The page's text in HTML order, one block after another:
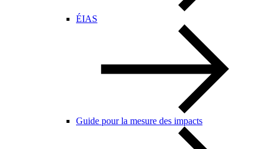
ÉIAS
Guide pour la mesure des impacts